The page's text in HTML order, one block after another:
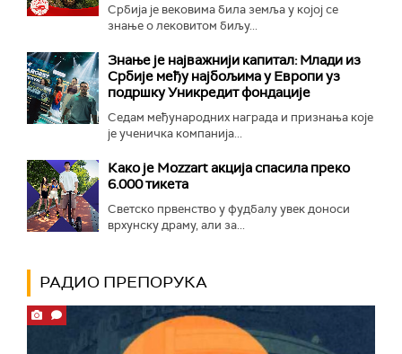
Србија је вековима била земља у којој се
знање о лековитом биљу...
Знање је најважнији капитал: Млади из
Србије међу најбољима у Европи уз
подршку Уникредит фондације
Седам међународних награда и признања које
је ученичка компанија...
Како је Mozzart акција спасила преко
6.000 тикета
Светско првенство у фудбалу увек доноси
врхунску драму, али за...
РАДИО ПРЕПОРУКА